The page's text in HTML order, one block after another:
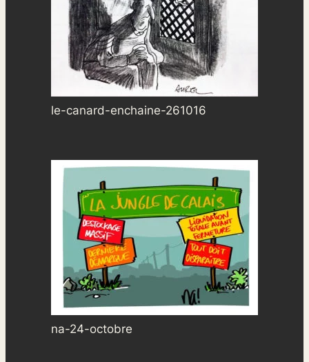
le-canard-enchaine-261016
na-24-octobre